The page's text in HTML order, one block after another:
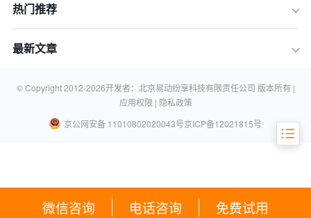
微信咨询 电话咨询 免费试用
顾问式销售是什么：
热门推荐
最新文章
© Copyright 2012-2026开发者：北京易动纷享科技有限责任公司 版本所有 |
应用权限 | 隐私政策
京公网安备 11010802020043号京ICP备12021815号